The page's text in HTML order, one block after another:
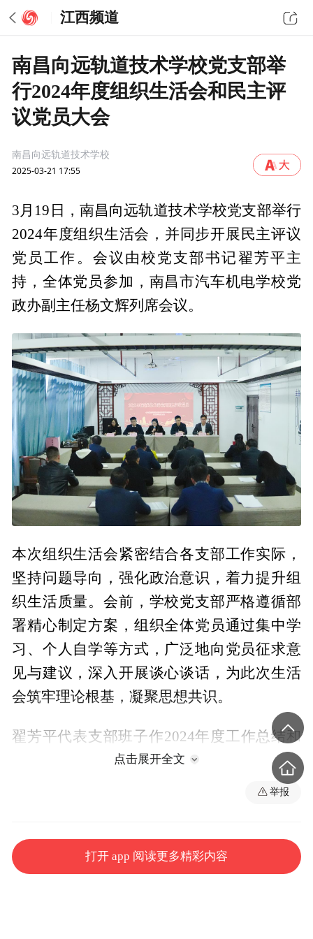
江西频道
南昌向远轨道技术学校党支部举
行2024年度组织生活会和民主评
议党员大会
南昌向远轨道技术学校
2025-03-21 17:55
3月19日，南昌向远轨道技术学校党支部举行
2024年度组织生活会，并同步开展民主评议
党员工作。会议由校党支部书记翟芳平主
持，全体党员参加，南昌市汽车机电学校党
政办副主任杨文辉列席会议。
本次组织生活会紧密结合各支部工作实际，
坚持问题导向，强化政治意识，着力提升组
织生活质量。会前，学校党支部严格遵循部
署精心制定方案，组织全体党员通过集中学
习、个人自学等方式，广泛地向党员征求意
见与建议，深入开展谈心谈话，为此次生活
会筑牢理论根基，凝聚思想共识。
翟芳平代表支部班子作2024年度工作总结和
对照检查。她报告了一年以来党支部的工
作，重点从带头严守政治纪律和政治规矩，
勇于担责、敢于创新；带头履行全面从严治
党政治责任这四个方面进行了剖析，查找问
点击展开全文
举报
打开 app 阅读更多精彩内容